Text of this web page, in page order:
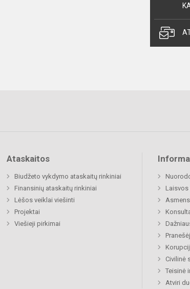
Ataskaitos
Biudžeto vykdymo ataskaitų rinkiniai
Finansinių ataskaitų rinkiniai
Lėšos veiklai viešinti
Projektai
Viešieji pirkimai
Civilinė
Teisinė
Atviri